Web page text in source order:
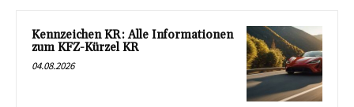
Kennzeichen KR: Alle Informationen
zum KFZ-Kürzel KR
04.08.2026